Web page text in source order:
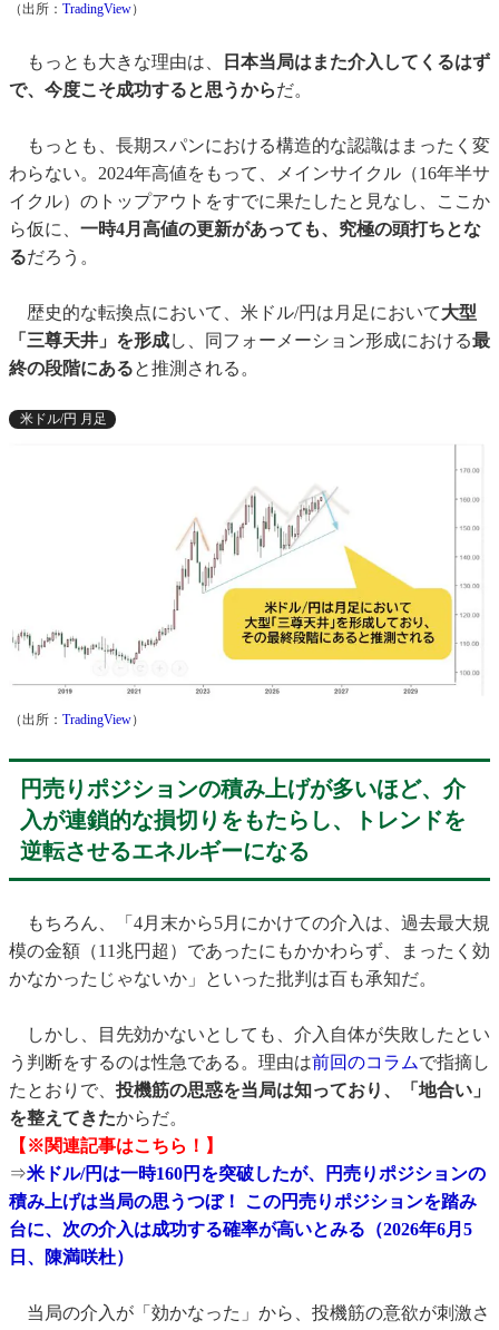
（出所： TradingView）
もっとも大きな理由は、
日本当局はまた介入してくるはず
で、今度こそ成功すると思うからだ。
もっとも、長期スパンにおける構造的な認識はまったく変
わらない。2024年高値をもって、メインサイクル（16年半サ
イクル）のトップアウトをすでに果たしたと見なし、ここか
ら仮に、 一時4月高値の更新があっても、究極の頭打ちとな
るだろう。
歴史的な転換点において、米ドル/円は月足において大型
「三尊天井」を形成し、同フォーメーション形成における最
終の段階にあると推測される。
米ドル/円 月足
（出所： TradingView）
円売りポジションの積み上げが多いほど、介
入が連鎖的な損切りをもたらし、トレンドを
逆転させるエネルギーになる
もちろん、「4月末から5月にかけての介入は、過去最大規
模の金額（11兆円超）であったにもかかわらず、まったく効
かなかったじゃないか」といった批判は百も承知だ。
しかし、目先効かないとしても、介入自体が失敗したとい
う判断をするのは性急である。理由は前回のコラムで指摘し
たとおりで、 投機筋の思惑を当局は知っており、「地合い」
を整えてきたからだ。
【※関連記事はこちら！】
⇒米ドル/円は一時160円を突破したが、円売りポジションの
積み上げは当局の思うつぼ！ この円売りポジションを踏み
台に、次の介入は成功する確率が高いとみる（2026年6月5
日、陳満咲杜）
当局の介入が「効かなった」から、投機筋の意欲が刺激さ